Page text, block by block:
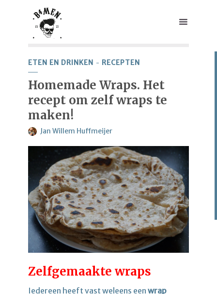
ETEN EN DRINKEN RECEPTEN
Homemade Wraps. Het
recept om zelf wraps te
maken!
Jan Willem Huffmeijer
Zelfgemaakte wraps
Iedereen heeft vast weleens een wrap